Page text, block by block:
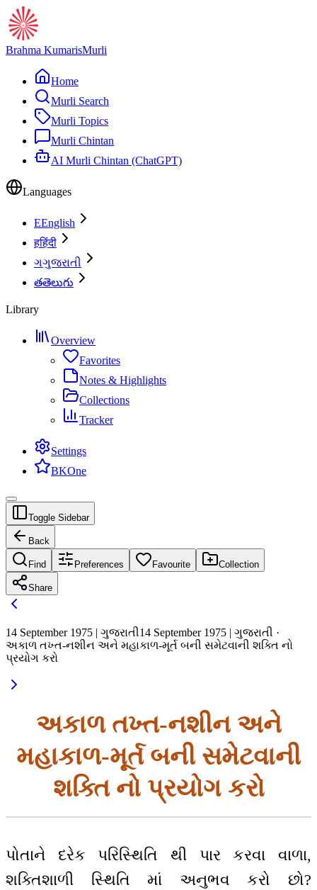
Brahma KumarisMurli
Home
Murli Search
Murli Topics
Murli Chintan
AI Murli Chintan (ChatGPT)
Languages
EEnglish
हहिंदी
ગગુજરાતી
తతెలుగు
Library
Overview
Favorites
Notes & Highlights
Collections
Tracker
Settings
BKOne
Toggle Sidebar
Back
Find Preferences Favourite Collection
Share
14 September 1975 | ગુજરાતી14 September 1975 | ગુજરાતી ·
અકાળ તખ્ત-નશીન અને મહાકાળ-મૂર્ત બની સમેટવાની શક્તિ નો
પ્રયોગ કરો
અકાળ તખ્ત-નશીન અને
મહાકાળ-મૂર્ત બની સમેટવાની
શક્તિ નો પ્રયોગ કરો
પોતાને દરેક પરિસ્થિતિ થી પાર કરવા વાળા,
શક્તિશાળી સ્થિતિ માં અનુભવ કરો છો?